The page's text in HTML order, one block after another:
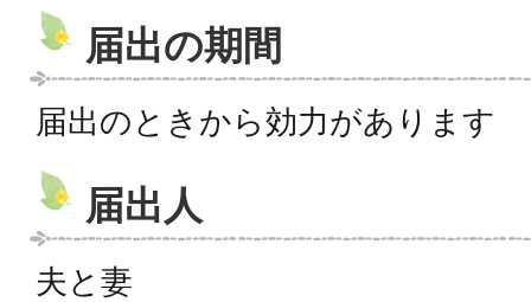
届出の期間
届出のときから効力があります
届出人
夫と妻